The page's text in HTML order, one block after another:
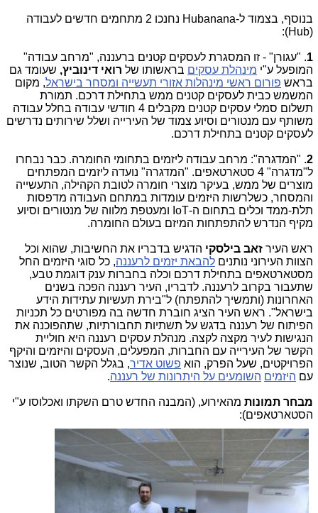
בנוסף, בצמוד ל-Hubanana נחנכו 2 מתחמים חדשים לעבודה
(Hub):
1. "עגורן" - זו המסגרת לעסקים קטנים ברעננה, "מרחב עבודה"
המופעל ע"י מינהלת עסקים בראשותו של רואי דינוביץ, שעומד גם
בראש פורום ראשי מינהלות אזורי תעשייה ומסחר בישראלׂ, מקום
המשמש כבית לעסקים קטנים ממש בתחילת דרכם. תמורת
תשלום סמלי עסקים קטנים מקבלים 4 חודשי עבודה בחלל עבודה
משותף עם מנטורים וסיוע צמוד של העירייה ושלל שירותים נדרשים
לעסקים קטנים בתחילת דרכם.
2. "המדגרה": מרחב עבודה ליזמים בתחומי החומרה. כבר נבחרו
ל"מדגרה" 4 סטארטאפים. "המדגרה" נועדה ליזמים המפתחים
מוצרים של ממש, בעיקר מוצרי חומרה לטובת הקהילה, התעשייה
והמסחר, כשלרשות היזמים עומדות במתחם העבודה מדפסות
תלת-ממד וכלים בתחום ה-IoT ומעטפת מלווה של מנטורים וסיוע
מקיף הנדרש להתפתחות המיזם בעולם החומרה.
ראש העיר זאב בילסקי הדגיש בדבריו את החשיבות, שהוא וכל
הצוות העירוני נותנים להבאת יזמים לרעננה, כל סוגי היזמים החל
מסטארטאפים בתחילת דרכם וכלה בחברות ענק דוגמת טבע,
שתעבור בקרוב לרעננה. לדבריו, העיר רעננה הפכה בשנים
האחרונות (ותמשיך להתפתח) ל"בירת תעשיות עתידות הידע
בישראל". ראש העיר הציג חוברת חדשה בה מפורטים כל תכניות
הפיתוח של רעננה בדגש על תשתיות תחבורתיות, שתהפוכנה את
הנגישות לעיר מקצה לקצה. מנהלת עסקים רעננה היא חוליית
הקשר של העירייה עם החברות, המפעלים, העסקים והיזמים והיקף
הפרויקטים, שעל הפרק, הוא פשוט אדיר, בגלל הקשר הטוב, שנוצר
עם היזמים השומעים על היתרונות של רעננה.
מבחר תמונות מהאירוע, (המבנה החדש טרם השקתו ואכלוסו ע"י
הסטארטאפים):